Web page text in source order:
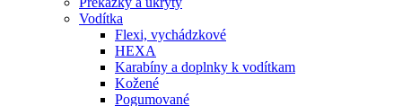
Vodítka
Flexi, vychádzkové
HEXA
Karabíny a doplnky k vodítkam
Kožené
Pogumované